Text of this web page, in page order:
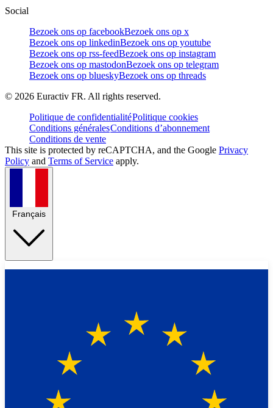
Social
Bezoek ons op facebookBezoek ons op x
Bezoek ons op linkedinBezoek ons op youtube
Bezoek ons op rss-feedBezoek ons op instagram
Bezoek ons op mastodonBezoek ons op telegram
Bezoek ons op blueskyBezoek ons op threads
© 2026 Euractiv FR. All rights reserved.
Politique de confidentialitéPolitique cookies
Conditions généralesConditions d’abonnement
Conditions de vente
This site is protected by reCAPTCHA, and the Google Privacy
Policy and Terms of Service apply.
Français